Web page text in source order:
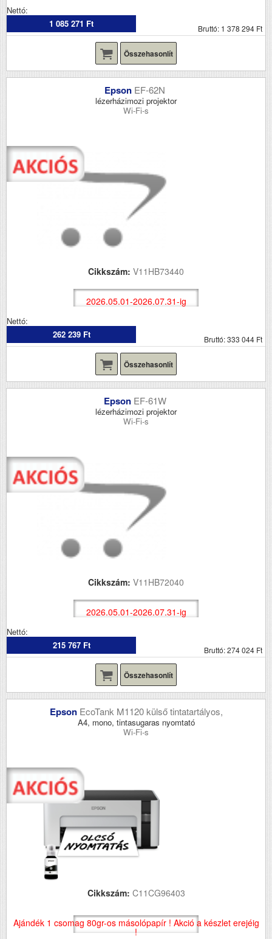
Nettó:
1 085 271 Ft
Bruttó: 1 378 294 Ft
Összehasonlít
Epson EF-62N
lézerházimozi projektor
Wi-Fi-s
Cikkszám: V11HB73440
2026.05.01-2026.07.31-ig
Nettó:
262 239 Ft
Bruttó: 333 044 Ft
Összehasonlít
Epson EF-61W
lézerházimozi projektor
Wi-Fi-s
Cikkszám: V11HB72040
2026.05.01-2026.07.31-ig
Nettó:
215 767 Ft
Bruttó: 274 024 Ft
Összehasonlít
Epson EcoTank M1120 külső tintatartályos,
A4, mono, tintasugaras nyomtató
Wi-Fi-s
Cikkszám: C11CG96403
Ajándék 1 csomag 80gr-os másolópapír ! Akció a készlet erejéig
!